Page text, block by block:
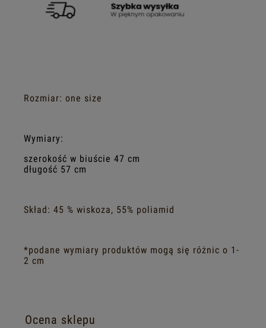
Rozmiar: one size
Wymiary:
szerokość w biuście 47 cm
długość 57 cm
Skład: 45 % wiskoza, 55% poliamid
*podane wymiary produktów mogą się różnic o 1-
2 cm
Ocena sklepu